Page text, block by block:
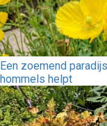
Een zoemend
hommels helpt